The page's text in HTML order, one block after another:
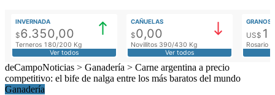
INVERNADA
$6.350,00
Terneros 180/200 Kg
Ver todos
CAÑUELAS
$0,00
Novillitos 390/430 Kg
Ver todos
GRANOS
US$
Rosario
deCampoNoticias > Ganadería > Carne argentina a precio
competitivo: el bife de nalga entre los más baratos del mundo
Ganadería